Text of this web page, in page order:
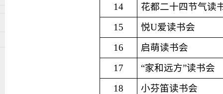
14
花都二十四节气读
15
悦U爱读书会
16
启萌读书会
17
“家和远方”读书会
18
小芬笛读书会